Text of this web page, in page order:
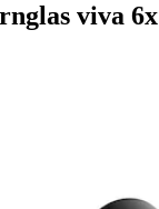
viva 6x